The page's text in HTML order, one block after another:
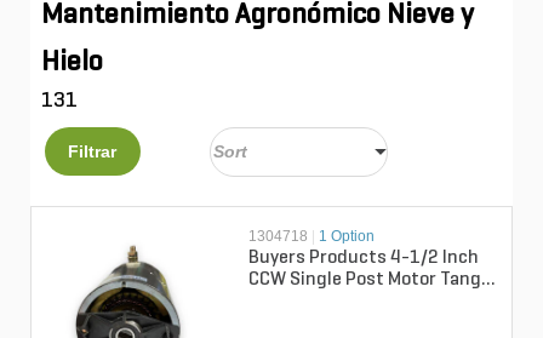
Mantenimiento Agronómico Nieve y
Hielo
131
Filtrar
1304718 1 Option
Buyers Products 4-1/2 Inch
CCW Single Post Motor Tang